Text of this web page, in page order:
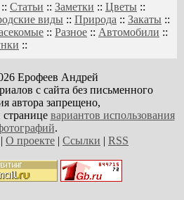
:: Статьи :: Заметки :: Цветы ::
виды :: Природа :: Закаты ::
:: Разное :: Автомобили ::
::
Ерофеев Андрей
с сайта без письменного
автора запрещено,
странице вариантов использования
.
| О проекте | Ссылки | RSS